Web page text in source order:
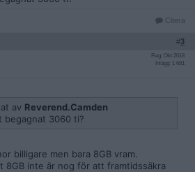
Citera
#3
Reg: Okt 2018
Inlägg: 1 681
av Reverend.Camden
begagnat 3060 ti?
billigare men bara 8GB vram.
8GB inte är nog för att framtidssäkra